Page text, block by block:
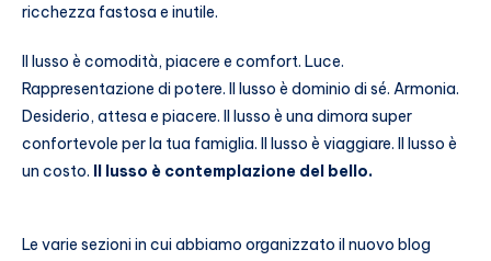
ricchezza fastosa e inutile.
Il lusso è comodità, piacere e comfort. Luce.
Rappresentazione di potere. Il lusso è dominio di sé. Armonia.
Desiderio, attesa e piacere. Il lusso è una dimora super
confortevole per la tua famiglia. Il lusso è viaggiare. Il lusso è
un costo. Il lusso è contemplazione del bello.
Le varie sezioni in cui abbiamo organizzato il nuovo blog